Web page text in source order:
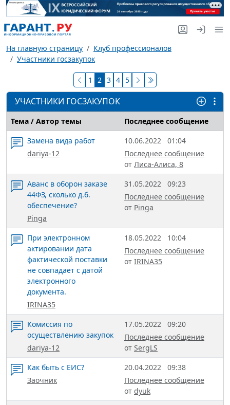
На главную страницу
Клуб профессионалов
Участники госзакупок
1 2 3 4 5
УЧАСТНИКИ ГОСЗАКУПОК
Тема / Автор темы
Последнее сообщение
Замена вида работ
dariya-12
10.06.2022
01:04
Последнее сообщение
от Лиса-Алиса, 8
Аванс в оборон заказе
44ФЗ, сколько д.б.
обеспечение?
Pinga
31.05.2022
09:23
Последнее сообщение
от Pinga
При электронном
актировании дата
фактической поставки
не совпадает с датой
электронного
документа.
IRINA35
18.05.2022
10:04
Последнее сообщение
от IRINA35
Комиссия по
осуществлению закупок
dariya-12
17.05.2022
09:20
Последнее сообщение
от SergLS
Как быть с ЕИС?
Заочник
20.04.2022
09:38
Последнее сообщение
от dyuk